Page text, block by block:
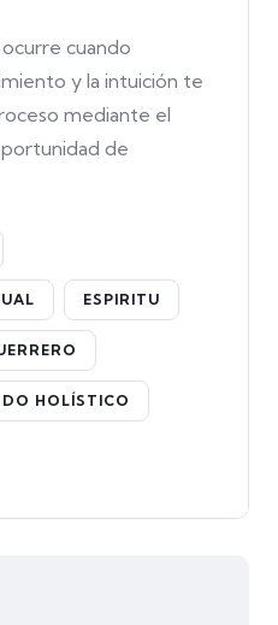
cuando
y la intuición te
mediante el
de
ESPIRITU
HOLÍSTICO